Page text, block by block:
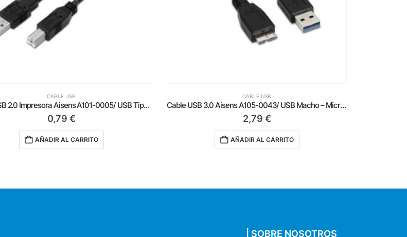
CABLE USB
Cable USB 3.0 Aisens A105-0043/ USB Macho – MicroUSB Macho/ Hasta 9W/ 625Mbps/ 1m/ Negro
2,79 €
AÑADIR AL CARRITO
CABLE USB
Cable USB 2.0 Tipo-C Aisens A107-0051/ USB Tipo-C Macho – USB Macho/ Hasta 9W/ 625Mbps/ 1m/ Negro
2,29 €
AÑADIR AL CARRITO
| SOBRE NOSOTROS